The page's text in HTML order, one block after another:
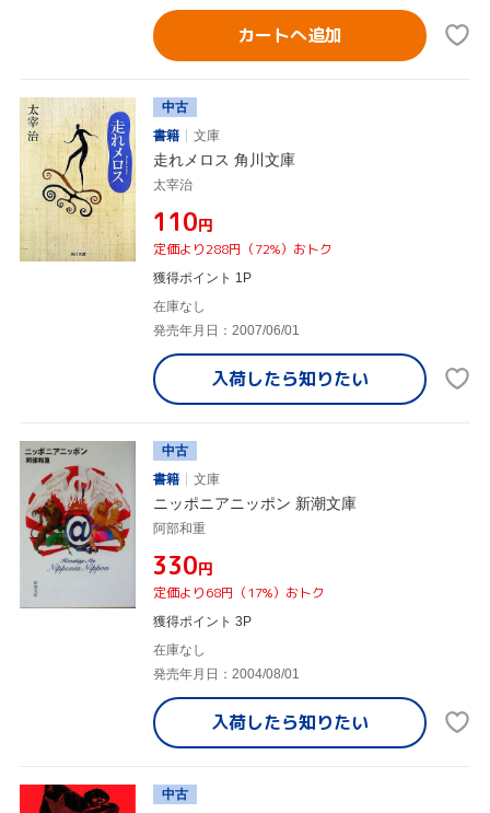
カートへ追加
中古
書籍
文庫
走れメロス 角川文庫
太宰治
¥110円
定価より288円（72%）おトク
獲得ポイント 1P
在庫なし
発売年月日：2007/06/01
入荷したら知りたい
中古
書籍
文庫
ニッポニアニッポン 新潮文庫
阿部和重
¥330円
定価より68円（17%）おトク
獲得ポイント 3P
在庫なし
発売年月日：2004/08/01
入荷したら知りたい
中古